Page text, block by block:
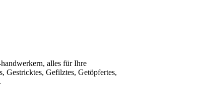
alles für Ihre
Gestricktes, Gefilztes, Getöpfertes,